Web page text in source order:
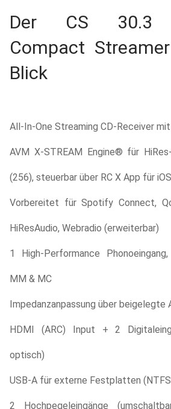
Der CS 30.3
Compact
Blick
All-In-One Streaming CD-Receiver
AVM X-STREAM Engine® für
(256), steuerbar über RC X App für
Vorbereitet für Spotify Connect,
HiResAudio, Webradio (erweiterbar)
1 High-Performance
MM & MC
Impedanzanpassung über
HDMI (ARC) Input + 2
optisch)
USB-A für externe Festplatten (NTFS
2 Hochpegeleingänge